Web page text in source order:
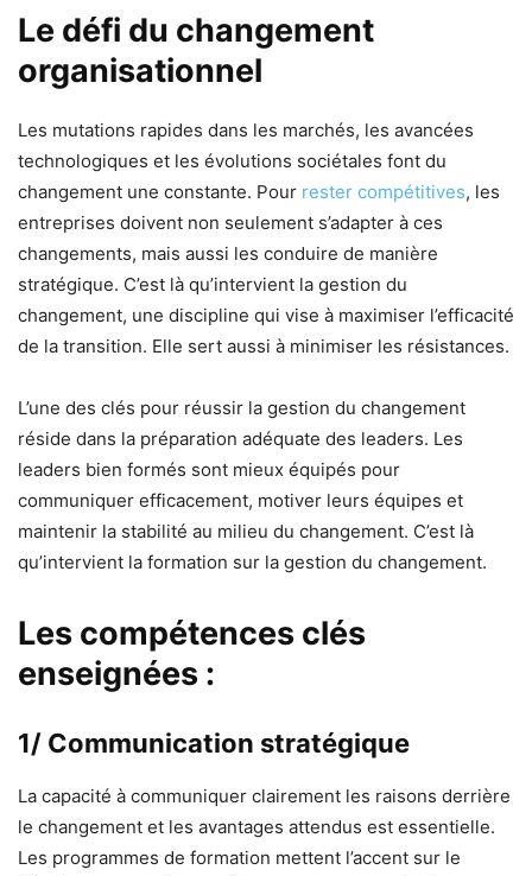
Le défi du changement
organisationnel
Les mutations rapides dans les marchés, les avancées
technologiques et les évolutions sociétales font du
changement une constante. Pour rester compétitives, les
entreprises doivent non seulement s’adapter à ces
changements, mais aussi les conduire de manière
stratégique. C’est là qu’intervient la gestion du
changement, une discipline qui vise à maximiser l’efficacité
de la transition. Elle sert aussi à minimiser les résistances.
L’une des clés pour réussir la gestion du changement
réside dans la préparation adéquate des leaders. Les
leaders bien formés sont mieux équipés pour
communiquer efficacement, motiver leurs équipes et
maintenir la stabilité au milieu du changement. C’est là
qu’intervient la formation sur la gestion du changement.
Les compétences clés
enseignées :
1/ Communication stratégique
La capacité à communiquer clairement les raisons derrière
le changement et les avantages attendus est essentielle.
Les programmes de formation mettent l’accent sur le